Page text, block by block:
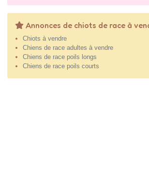
Annonces de chiots de race à
Chiots à vendre
Chiens de race adultes à vendre
Chiens de race poils longs
Chiens de race poils courts